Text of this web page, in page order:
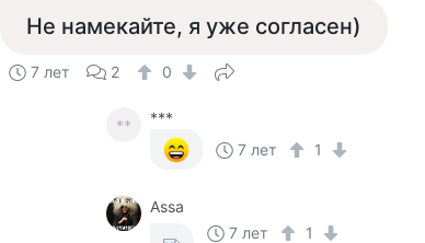
Не намекайте, я уже согласен)
7 лет 2 0
**
***
7 лет
1
Assa
7 лет
1